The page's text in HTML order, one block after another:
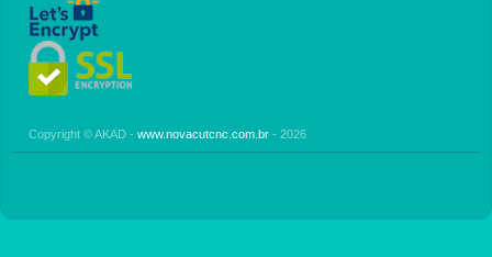
Copyright © AKAD - www.novacutcnc.com.br - 2026